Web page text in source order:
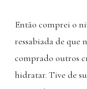
Então comprei o
ressabiada de que
comprado outros
hidratar. Tive de